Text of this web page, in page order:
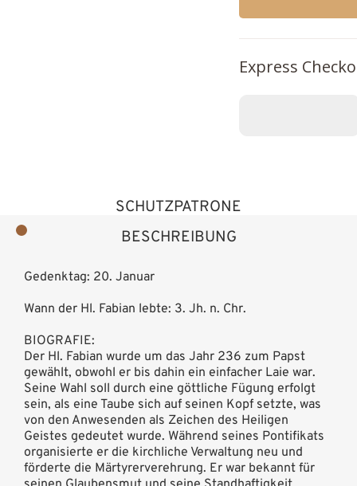
Express
BESCHREIBUNG
SCHUTZPATRONE
Gedenktag: 20. Januar
Wann der Hl. Fabian lebte: 3. Jh. n. Chr.
BIOGRAFIE:
Der Hl. Fabian wurde um das Jahr 236 zum Papst
gewählt, obwohl er bis dahin ein einfacher Laie war.
Seine Wahl soll durch eine göttliche Fügung erfolgt
sein, als eine Taube sich auf seinen Kopf setzte, was
von den Anwesenden als Zeichen des Heiligen
Geistes gedeutet wurde. Während seines Pontifikats
organisierte er die kirchliche Verwaltung neu und
förderte die Märtyrerverehrung. Er war bekannt für